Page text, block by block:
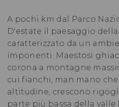
A pochi km dal Parco
D'estate il paesaggio della
caratterizzato da un
imponenti. Maestosi
corona a montagne
cui fianchi, man mano che
altitudine, crescono
parte più bassa della